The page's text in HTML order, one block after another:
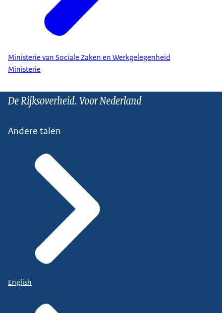
Ministerie van Sociale Zaken en Werkgelegenheid
Ministerie
De Rijksoverheid. Voor Nederland
Andere talen
English